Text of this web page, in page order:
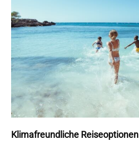
Klimafreundliche Reiseoptionen